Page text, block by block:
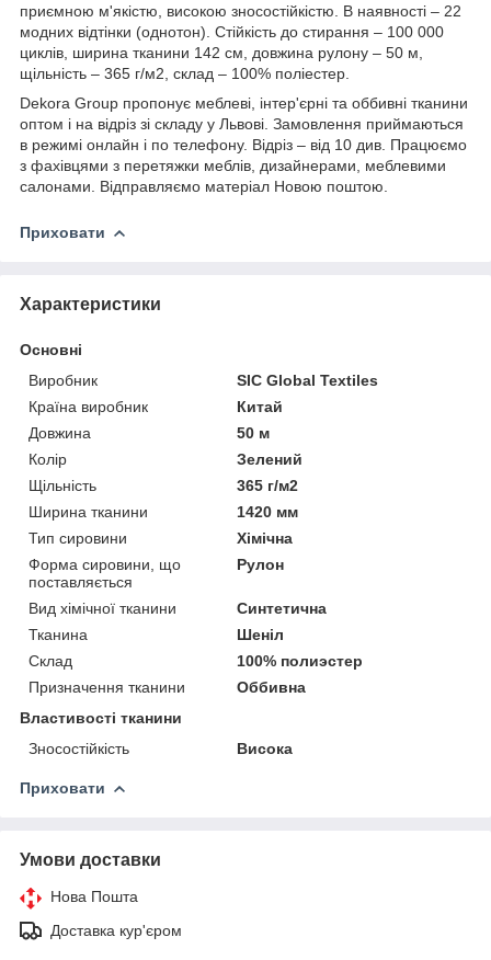
приємною м'якістю, високою зносостійкістю. В наявності – 22
модних відтінки (однотон). Стійкість до стирання – 100 000
циклів, ширина тканини 142 см, довжина рулону – 50 м,
щільність – 365 г/м2, склад – 100% поліестер.
Dekora Group пропонує меблеві, інтер'єрні та оббивні тканини
оптом і на відріз зі складу у Львові. Замовлення приймаються
в режимі онлайн і по телефону. Відріз – від 10 див. Працюємо
з фахівцями з перетяжки меблів, дизайнерами, меблевими
салонами. Відправляємо матеріал Новою поштою.
Приховати
Характеристики
Основні
Виробник
SIC Global Textiles
Країна виробник
Китай
Довжина
50 м
Колір
Зелений
Щільність
365 г/м2
Ширина тканини
1420 мм
Тип сировини
Хімічна
Форма сировини, що
поставляється
Рулон
Вид хімічної тканини
Синтетична
Тканина
Шеніл
Склад
100% полиэстер
Призначення тканини
Оббивна
Властивості тканини
Зносостійкість
Висока
Приховати
Умови доставки
Нова Пошта
Доставка кур'єром